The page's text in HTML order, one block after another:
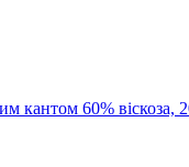
60% віскоза,